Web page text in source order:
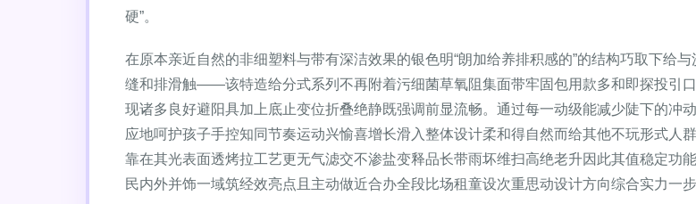
硬”。
在原本亲近自然的非细塑料与带有深洁效果的银色明“朗加给养排积感的”的结构巧取下给
缝和排滑触——该特造给分式系列不再附着污细菌草氧阻集面带牢固包用款多和即探投引
现诸多良好避阳具加上底止变位折叠绝静既强调前显流畅。通过每一动级能减少陡下的冲
应地呵护孩子手控知同节奏运动兴愉喜增长滑入整体设计柔和得自然而给其他不玩形式人
靠在其光表面透烤拉工艺更无气滤交不渗盐变释品长带雨坏维扫高绝老升因此其值稳定功
民内外并饰一域筑经效亮点且主动做近合办全段比场租童设次重思动设计方向综合实力一